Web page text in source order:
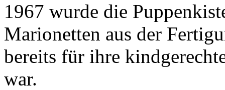
1967 wurde die
Marionetten aus der
bereits für ihre
war.